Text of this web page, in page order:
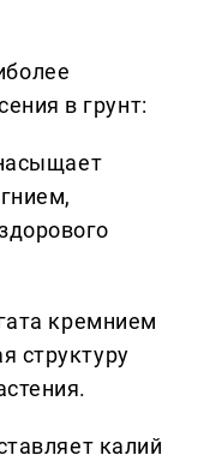
в грунт:
кремнием
структуру
калий